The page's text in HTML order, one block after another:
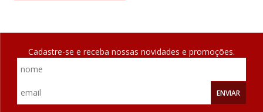
Cadastre-se e receba nossas novidades e promoções.
ENVIAR